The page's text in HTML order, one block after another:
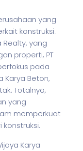
yang
konstruksi.
Realty, yang
properti, PT
pada
Karya Beton,
Totalnya,
yang
memperkuat
Karya